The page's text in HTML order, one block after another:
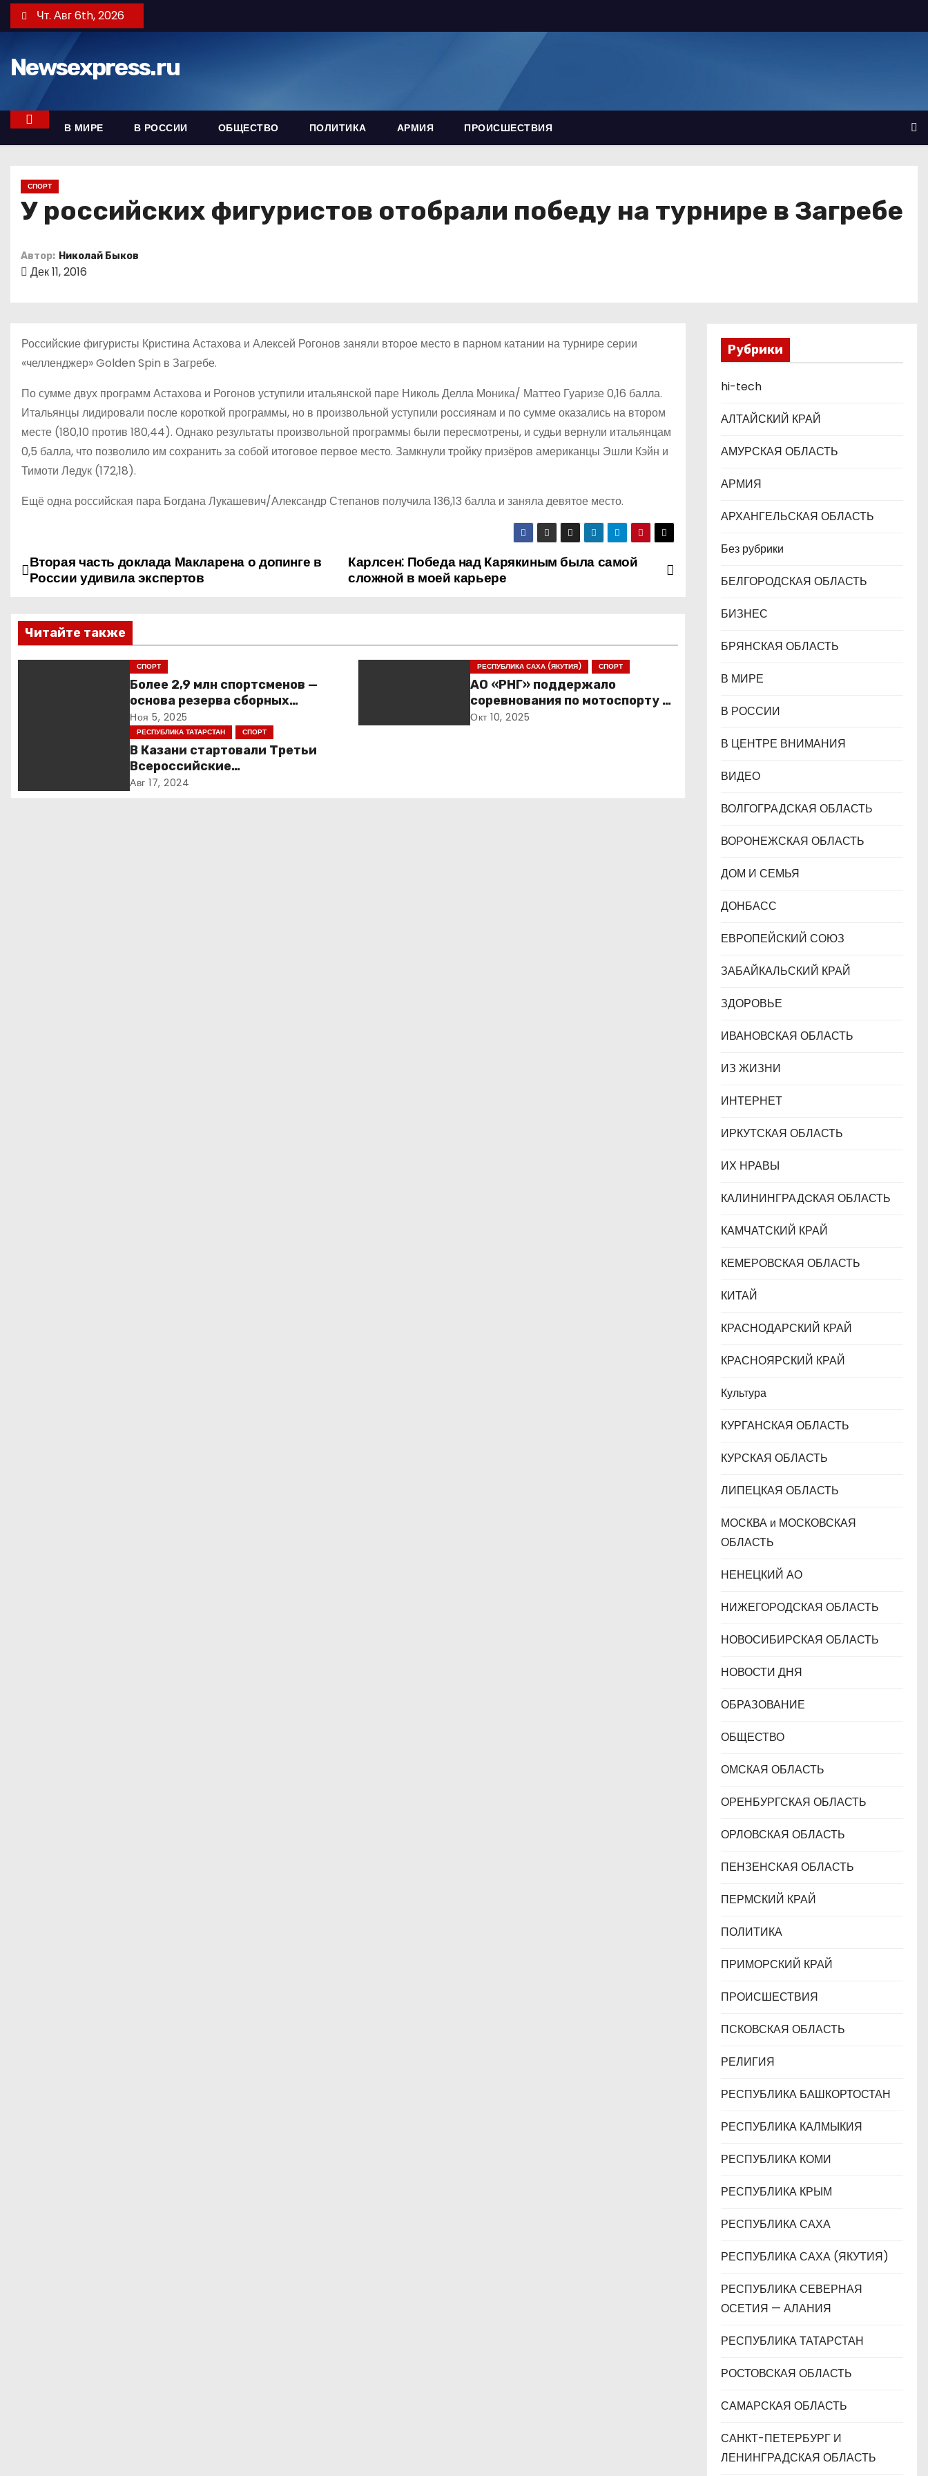
е
к
Чт. Авг 6th, 2026
Newsexpress.ru
В МИРЕ В РОССИИ ОБЩЕСТВО ПОЛИТИКА АРМИЯ ПРОИСШЕСТВИЯ
СПОРТ
У российских фигуристов отобрали победу на турнире в Загребе
Автор: Николай Быков
Дек 11, 2016
Российские фигуристы Кристина Астахова и Алексей Рогонов заняли второе место в парном катании на турнире серии
«челленджер» Golden Spin в Загребе.
По сумме двух программ Астахова и Рогонов уступили итальянской паре Николь Делла Моника/ Маттео Гуаризе 0,16 балла.
Итальянцы лидировали после короткой программы, но в произвольной уступили россиянам и по сумме оказались на втором
месте (180,10 против 180,44). Однако результаты произвольной программы были пересмотрены, и судьи вернули итальянцам
0,5 балла, что позволило им сохранить за собой итоговое первое место. Замкнули тройку призёров американцы Эшли Кэйн и
Тимоти Ледук (172,18).
Ещё одна российская пара Богдана Лукашевич/Александр Степанов получила 136,13 балла и заняла девятое место.
Н
в
и
я
Карлсен: Победа над Карякиным была самой
сложной в моей карьере
Вторая часть доклада Макларена о допинге в
России удивила экспертов
Читайте также
СПОРТ
Более 2,9 млн спортсменов —
основа резерва сборных
России
Ноя 5, 2025
РЕСПУБЛИКА САХА (ЯКУТИЯ) СПОРТ
АО «РНГ» поддержало
соревнования по мотоспорту в
Якутии
Окт 10, 2025
РЕСПУБЛИКА ТАТАРСТАН СПОРТ
В Казани стартовали Третьи
Всероссийские
Трансплантационные Игры
Авг 17, 2024
Рубрики
hi-tech
АЛТАЙСКИЙ КРАЙ
АМУРСКАЯ ОБЛАСТЬ
АРМИЯ
АРХАНГЕЛЬСКАЯ ОБЛАСТЬ
Без рубрики
БЕЛГОРОДСКАЯ ОБЛАСТЬ
БИЗНЕС
БРЯНСКАЯ ОБЛАСТЬ
В МИРЕ
В РОССИИ
В ЦЕНТРЕ ВНИМАНИЯ
ВИДЕО
ВОЛГОГРАДСКАЯ ОБЛАСТЬ
ВОРОНЕЖСКАЯ ОБЛАСТЬ
ДОМ И СЕМЬЯ
ДОНБАСС
ЕВРОПЕЙСКИЙ СОЮЗ
ЗАБАЙКАЛЬСКИЙ КРАЙ
ЗДОРОВЬЕ
ИВАНОВСКАЯ ОБЛАСТЬ
ИЗ ЖИЗНИ
ИНТЕРНЕТ
ИРКУТСКАЯ ОБЛАСТЬ
ИХ НРАВЫ
КАЛИНИНГРАДCКАЯ ОБЛАСТЬ
КАМЧАТСКИЙ КРАЙ
КЕМЕРОВСКАЯ ОБЛАСТЬ
КИТАЙ
КРАСНОДАРСКИЙ КРАЙ
КРАСНОЯРСКИЙ КРАЙ
Культура
КУРГАНСКАЯ ОБЛАСТЬ
КУРСКАЯ ОБЛАСТЬ
ЛИПЕЦКАЯ ОБЛАСТЬ
МОСКВА и МОСКОВСКАЯ
ОБЛАСТЬ
НЕНЕЦКИЙ АО
НИЖЕГОРОДСКАЯ ОБЛАСТЬ
НОВОСИБИРСКАЯ ОБЛАСТЬ
НОВОСТИ ДНЯ
ОБРАЗОВАНИЕ
ОБЩЕСТВО
ОМСКАЯ ОБЛАСТЬ
ОРЕНБУРГСКАЯ ОБЛАСТЬ
ОРЛОВСКАЯ ОБЛАСТЬ
ПЕНЗЕНСКАЯ ОБЛАСТЬ
ПЕРМСКИЙ КРАЙ
ПОЛИТИКА
ПРИМОРСКИЙ КРАЙ
ПРОИСШЕСТВИЯ
ПСКОВСКАЯ ОБЛАСТЬ
РЕЛИГИЯ
РЕСПУБЛИКА БАШКОРТОСТАН
РЕСПУБЛИКА КАЛМЫКИЯ
РЕСПУБЛИКА КОМИ
РЕСПУБЛИКА КРЫМ
РЕСПУБЛИКА САХА
РЕСПУБЛИКА САХА (ЯКУТИЯ)
РЕСПУБЛИКА СЕВЕРНАЯ
ОСЕТИЯ — АЛАНИЯ
РЕСПУБЛИКА ТАТАРСТАН
РОСТОВСКАЯ ОБЛАСТЬ
САМАРСКАЯ ОБЛАСТЬ
САНКТ-ПЕТЕРБУРГ И
ЛЕНИНГРАДСКАЯ ОБЛАСТЬ